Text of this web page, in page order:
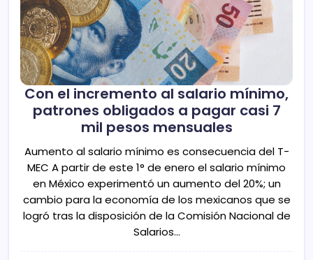
Con el incremento al salario mínimo,
patrones obligados a pagar casi 7
mil pesos mensuales
Aumento al salario mínimo es consecuencia del T-
MEC A partir de este 1° de enero el salario mínimo
en México experimentó un aumento del 20%; un
cambio para la economía de los mexicanos que se
logró tras la disposición de la Comisión Nacional de
Salarios…